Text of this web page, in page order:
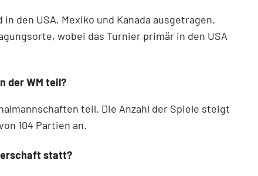
den USA, Mexiko und Kanada ausgetragen.
wobei das Turnier primär in den USA
der WM teil?
teil. Die Anzahl der Spiele steigt
104 Partien an.
statt?